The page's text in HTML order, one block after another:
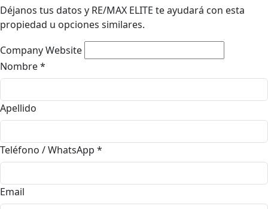
Déjanos tus datos y RE/MAX ELITE te ayudará con esta
propiedad u opciones similares.
Company Website
Nombre*
Apellido
Teléfono / WhatsApp *
Email